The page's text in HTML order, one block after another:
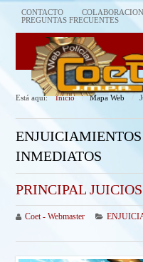
CONTACTO
PREGUNTAS FRECUENTES
Está aquí: Inicio Mapa Web
INMEDIATOS
PRINCIPAL
Coet - Webmaster